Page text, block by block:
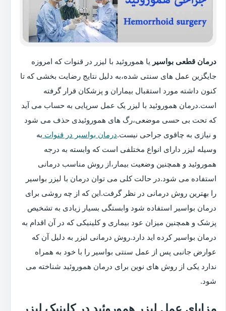
درمان قطعی بواسیر یا هموروئید با لیزر در قنوات که امروزه
جایگزین عمل های سنتی شده،به دلیل نتایج رضایت بخشی که تا
کنون داشته مورد استقبال بیماران و پزشکان قرار گرفته
است.درمان هموروئید با لیزر یک عمل سرپایی به حساب می آید
که تحت بی حسی موضعی،رگ های هموروئیدی حذف می شود
و نیازی به چاقوی جراحی نیست.درمان بواسیر در قنوات به
وسیله لیزر دارای انواع مختلفی است که وابسته به درجه
هموروئید و همچنین وضعیت بیمار،از روش مناسب درمانی
استفاده می شود.در حالت کلی می توان درمان با لیزر بواسیر
را بهترین روش درمانی در نظر گرفت.این که از چه روشی برای
درمان بواسیر استفاده شود وابستگی بسیار زیادی به تشخیص
پزشک و همچنین میزان عود بیماری و کلینیکی که در آن اقدام به
درمان بواسیر کرده اید دارد.روش درمانی لیزر به دلیل آن که
عوارض جانبی پس از عمل سنتی بواسیر را با خود به همراه
ندارد یکی از روش های نوین برای درمان هموروئید شناخته می
شود.